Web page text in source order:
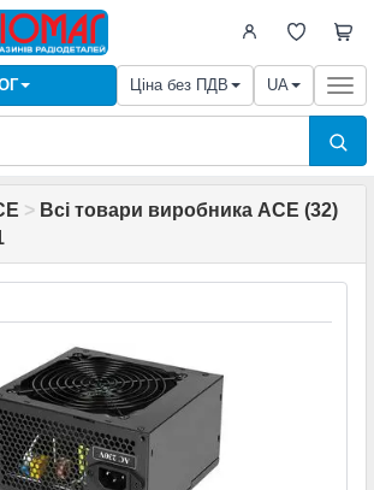
Ціна без ПДВ UA
> Всі товари виробника ACE (32)